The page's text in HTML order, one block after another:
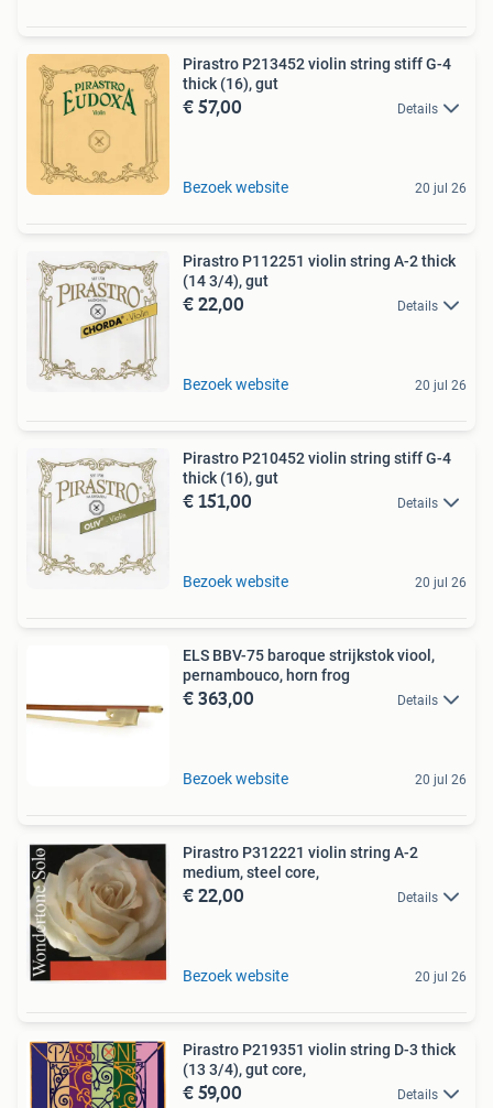
Pirastro P213452 violin string stiff G-4
thick (16), gut
€ 57,00 Details
Bezoek website 20 jul 26
Pirastro P112251 violin string A-2 thick
(14 3/4), gut
€ 22,00 Details
Bezoek website 20 jul 26
Pirastro P210452 violin string stiff G-4
thick (16), gut
€ 151,00 Details
Bezoek website 20 jul 26
ELS BBV-75 baroque strijkstok viool,
pernambouco, horn frog
€ 363,00 Details
Bezoek website 20 jul 26
Pirastro P312221 violin string A-2
medium, steel core,
€ 22,00 Details
Bezoek website 20 jul 26
Pirastro P219351 violin string D-3 thick
(13 3/4), gut core,
€ 59,00 Details